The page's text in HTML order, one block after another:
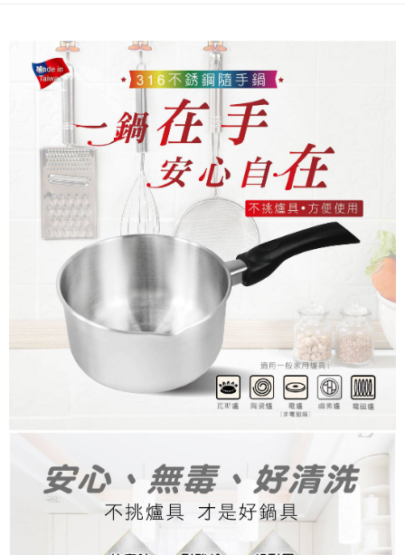
３．安心：先確認商品／服務後，再付款。
【「AFTEE先享後付」結帳流程】
１．於結帳方式選擇「AFTEE先享後付」後，將跳轉至「AFTEE先享後付」
結帳頁面，進行簡訊認證並確認金額後，即可完成結帳。
２．訂單成立數日內，您將收到繳費通知簡訊。
３．收到繳費通知簡訊後14天內，點擊此簡訊中的連結，可透過四大超商／
ATM／網路銀行／等多元方式進行付款，方視為交易完成。
※ 請注意：結帳手續完成當下不需立刻繳費，但若您需要取消訂單，請聯絡
購買商品的店家。未經商家同意取消之訂單仍視為有效，需透過AFTEE先享
後付繳納相關費用。
※ 交易是否成功請以「AFTEE先享後付 」之結帳頁面顯示為準，若有關於
是否繳費成功／繳費後需取消欲退款等相關疑問，請聯繫「AFTEE先享後付
客戶支援中心」
https://netprotections.freshdesk.com/support/home
【注意事項】
１．透過由恩沛科技股份有限公司提供之「AFTEE先享後付」服務完成之交
易，需依本服務之必要範圍內提供個人資料，並將交易相關給付款項請求債
權轉讓予恩沛科技股份有限公司。
２．關於個人資料處理事宜，請瀏覽以下網址：
https://aftee.tw/terms/#terms3
３．未成年的使用者請事先徵得法定代理人或監護人之同意方可使用
「AFTEE先享後付」，若未經同意申辦者引起之損失，本公司不負相關責
４．使用「AFTEE先享後付」時，將依據個別帳號之用戶狀況，依本公司即
請求用戶進行身份認證。
５．嚴禁一人註冊多個帳號或使用他人資訊註冊。若發現惡意使用之情形，
恩沛科技股份有限公司將有權停止該用戶之使用額度並採取法律行動。
運送方式
全家取貨付款
每筆NT$60，滿NT$1,000(含以上)免運費
7-11取貨付款
每筆NT$60，滿NT$1,000(含以上)免運費
滿$1000元含以上
每筆NT$150，滿NT$1,000(含以上)免運費
每筆NT$200，滿NT$4,000(含以上)免運費